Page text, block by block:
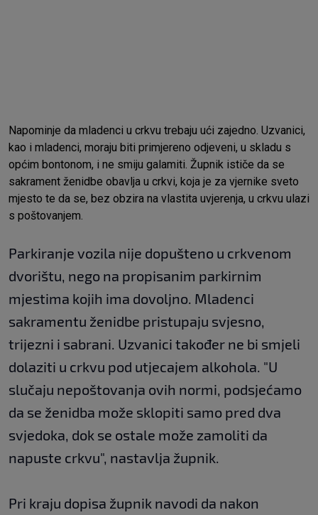
Napominje da mladenci u crkvu trebaju ući zajedno. Uzvanici,
kao i mladenci, moraju biti primjereno odjeveni, u skladu s
općim bontonom, i ne smiju galamiti. Župnik ističe da se
sakrament ženidbe obavlja u crkvi, koja je za vjernike sveto
mjesto te da se, bez obzira na vlastita uvjerenja, u crkvu ulazi
s poštovanjem.
Parkiranje vozila nije dopušteno u crkvenom
dvorištu, nego na propisanim parkirnim
mjestima kojih ima dovoljno. Mladenci
sakramentu ženidbe pristupaju svjesno,
trijezni i sabrani. Uzvanici također ne bi smjeli
dolaziti u crkvu pod utjecajem alkohola. "U
slučaju nepoštovanja ovih normi, podsjećamo
da se ženidba može sklopiti samo pred dva
svjedoka, dok se ostale može zamoliti da
napuste crkvu", nastavlja župnik.
Pri kraju dopisa župnik navodi da nakon